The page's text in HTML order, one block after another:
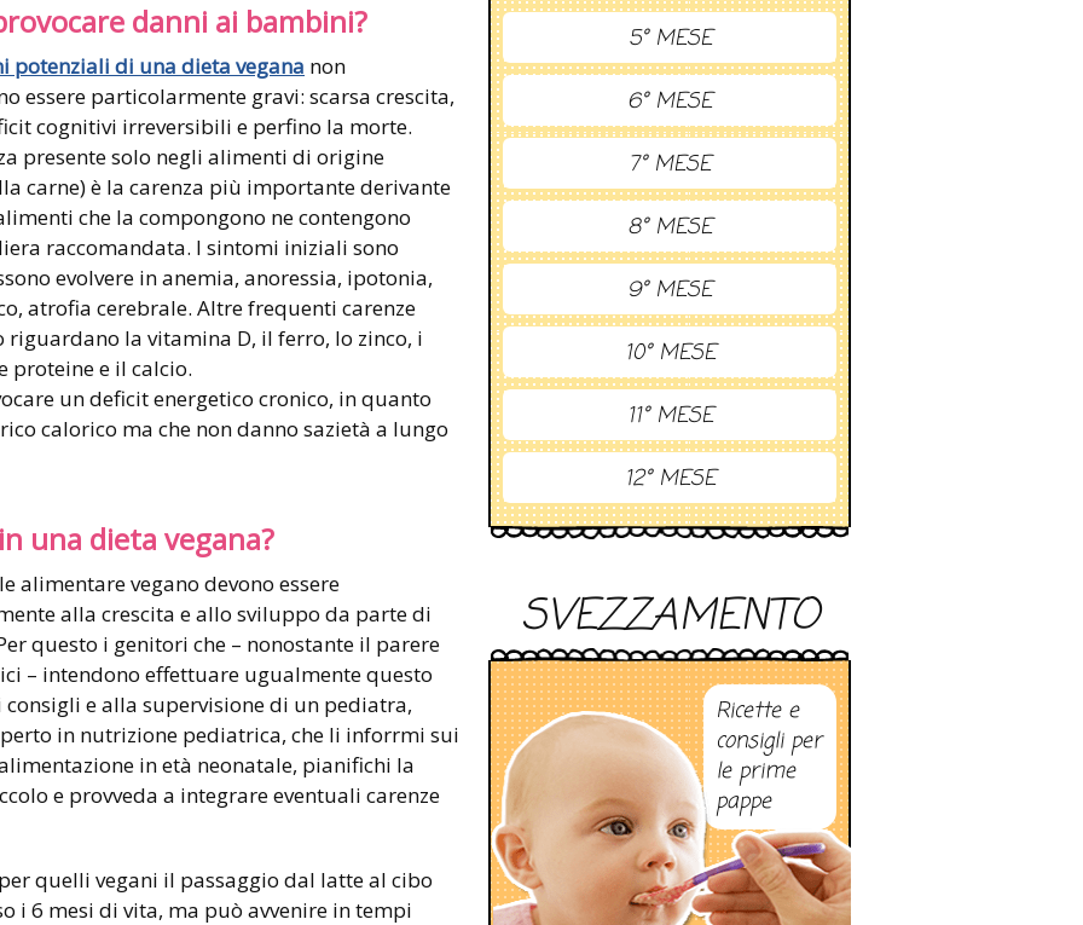
danni ai bambini?
potenziali di una dieta vegana non
essere particolarmente gravi: scarsa crescita,
cognitivi irreversibili e perfino la morte.
presente solo negli alimenti di origine
carne) è la carenza più importante derivante
che la compongono ne contengono
raccomandata. I sintomi iniziali sono
evolvere in anemia, anoressia, ipotonia,
atrofia cerebrale. Altre frequenti carenze
la vitamina D, il ferro, lo zinco, i
proteine e il calcio.
un deficit energetico cronico, in quanto
calorico ma che non danno sazietà a lungo
una dieta vegana?
alimentare vegano devono essere
alla crescita e allo sviluppo da parte di
questo i genitori che – nonostante il parere
– intendono effettuare ugualmente questo
e alla supervisione di un pediatra,
in nutrizione pediatrica, che li inforrmi sui
in età neonatale, pianifichi la
e provveda a integrare eventuali carenze
quelli vegani il passaggio dal latte al cibo
i 6 mesi di vita, ma può avvenire in tempi
5° MESE
6° MESE
7° MESE
8° MESE
9° MESE
10° MESE
11° MESE
12° MESE
SVEZZAMENTO
Ricette e
consigli per
le prime
pappe